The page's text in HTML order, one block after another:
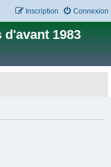
Connexion
Inscription
1983